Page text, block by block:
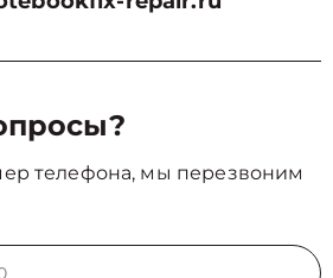
телефона, мы перезвоним